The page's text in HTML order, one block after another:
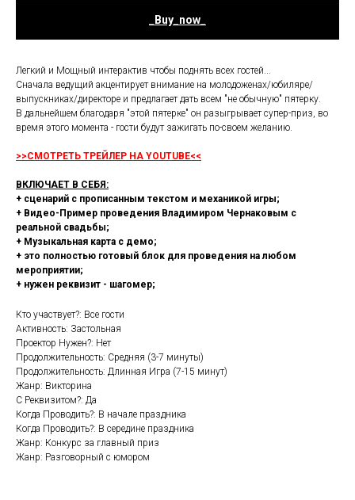
_Buy_now_
Легкий и Мощный интерактив чтобы поднять всех гостей...
Сначала ведущий акцентирует внимание на молодоженах/юбиляре/
выпускниках/директоре и предлагает дать всем "не обычную" пятерку.
В дальнейшем благодаря "этой пятерке" он разыгрывает супер-приз, во
время этого момента - гости будут зажигать по-своем желанию.
>>СМОТРЕТЬ ТРЕЙЛЕР НА YOUTUBE<<
ВКЛЮЧАЕТ В СЕБЯ:
+ сценарий с прописанным текстом и механикой игры;
+ Видео-Пример проведения Владимиром Чернаковым с
реальной свадьбы;
+ Музыкальная карта с демо;
+ это полностью готовый блок для проведения на любом
мероприятии;
+ нужен реквизит - шагомер;
Кто участвует?: Все гости
Активность: Застольная
Проектор Нужен?: Нет
Продолжительность: Средняя (3-7 минуты)
Продолжительность: Длинная Игра (7-15 минут)
Жанр: Викторина
С Реквизитом?: Да
Когда Проводить?: В начале праздника
Когда Проводить?: В середине праздника
Жанр: Конкурс за главный приз
Жанр: Разговорный с юмором